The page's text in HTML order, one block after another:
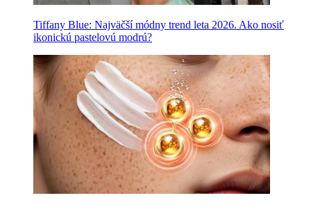
Tiffany Blue: Najväčší módny trend leta 2026. Ako nosiť
ikonickú pastelovú modrú?